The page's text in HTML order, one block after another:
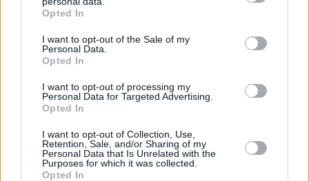
grant or deny consent to Google and its third-party tags to
use your data for below specified purposes in below Google
consent section.
Opted In
I want to opt-out of the Sale of my
Personal Data.
Opted In
I want to opt-out of processing my
Personal Data for Targeted Advertising.
Opted In
I want to opt-out of Collection, Use,
Retention, Sale, and/or Sharing of my
Personal Data that Is Unrelated with the
Purposes for which it was collected.
Opted In
ΌΝΟΜΑ *
EMAIL
ΣΧΌΛΙΟ *